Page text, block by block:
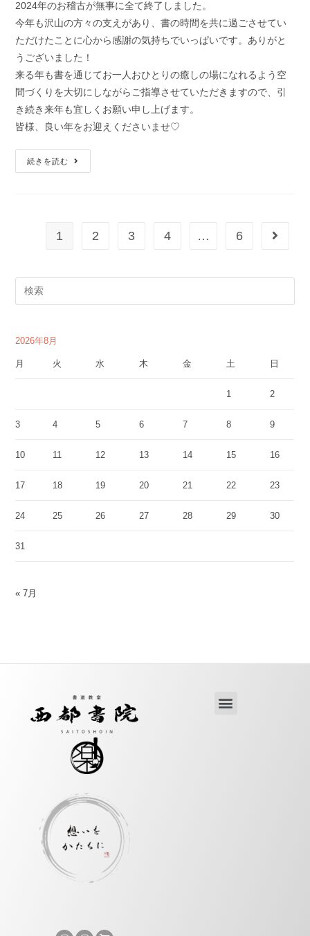
2024年のお稽古が無事に全て終了しました。
今年も沢山の方々の支えがあり、書の時間を共に過ごさせてい
ただけたことに心から感謝の気持ちでいっぱいです。ありがと
うございました！
来る年も書を通じてお一人おひとりの癒しの場になれるよう空
間づくりを大切にしながらご指導させていただきますので、引
き続き来年も宜しくお願い申し上げます。
皆様、良い年をお迎えくださいませ♡
続きを読む
1 2 3 4 … 6
2026年8月
月 火 水 木 金 土 日
1 2
3 4 5 6 7 8 9
10 11 12 13 14 15 16
17 18 19 20 21 22 23
24 25 26 27 28 29 30
31
« 7月